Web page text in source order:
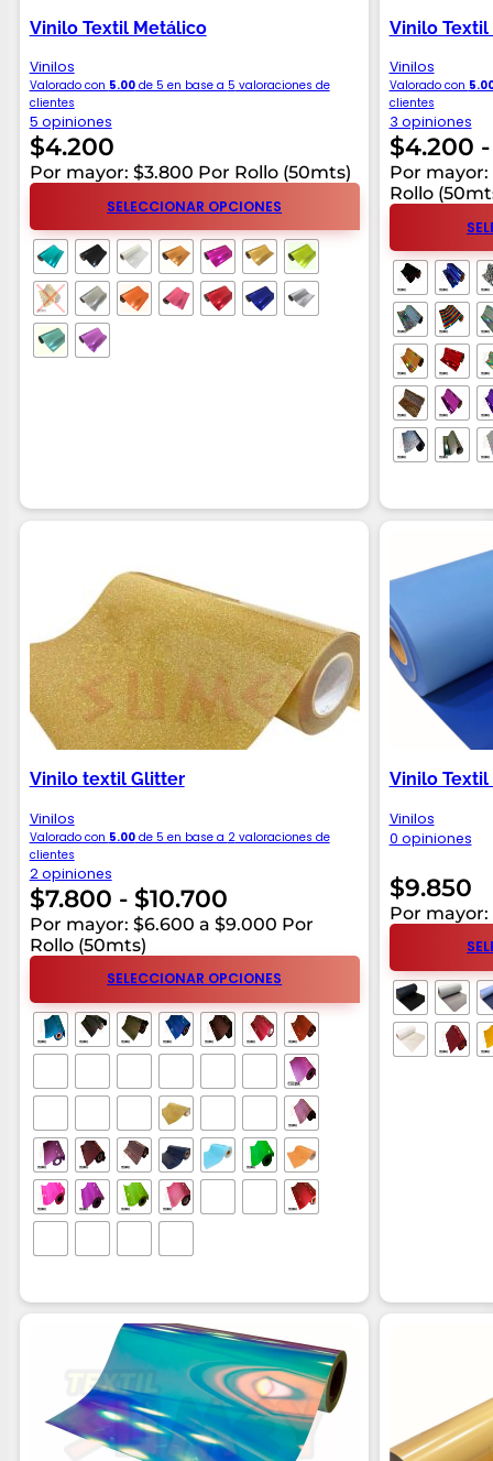
Vinilo Textil Metálico
Vinilos
Valorado con 5.00de 5 en base a 5 valoraciones de
clientes
5 opiniones
$4.200
Por mayor: $3.800 Por Rollo (50mts)
SELECCIONAR OPCIONES
Vinilo Textil
Vinilos
Valorado con
clientes
3 opiniones
$4.200 -
Por mayor:
Rollo
Vinilo textil Glitter
Vinilos
Valorado con 5.00de 5 en base a 2valoraciones de
clientes
2 opiniones
$7.800 - $10.700Rango
de
precios:
desde
$7.800
hasta
$10.700
Por mayor: $6.600 a $9.000 Por
Rollo (50mts)
SELECCIONAR OPCIONES
Vinilo Textil
Vinilos
0 opiniones
$9.850
Por mayor: